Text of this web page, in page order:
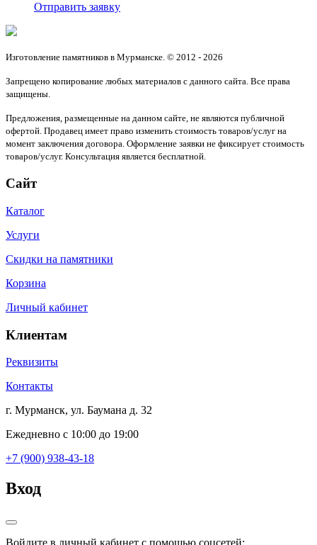
Отправить заявку
Изготовление памятников в Мурманске. © 2012 - 2026
Запрещено копирование любых материалов с данного сайта. Все права
защищены.
Предложения, размещенные на данном сайте, не являются публичной
офертой. Продавец имеет право изменить стоимость товаров/услуг на
момент заключения договора. Оформление заявки не фиксирует стоимость
товаров/услуг. Консультация является бесплатной.
Сайт
Каталог
Услуги
Скидки на памятники
Корзина
Личный кабинет
Клиентам
Реквизиты
Контакты
г. Мурманск, ул. Баумана д. 32
Ежедневно с 10:00 до 19:00
+7 (900) 938-43-18
Вход